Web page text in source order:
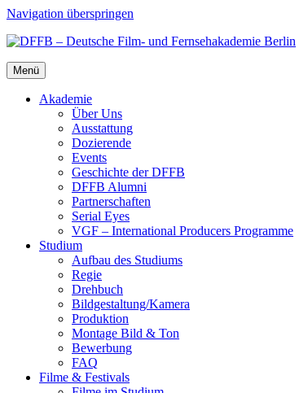
Navigation überspringen
Menü
Aka­de­mie
Über Uns
Aus­stat­tung
Dozie­ren­de
Events
Geschich­te der DFFB
DFFB Alum­ni
Part­ner­schaf­ten
Seri­al Eyes
VGF – Inter­na­tio­nal Pro­du­cers Pro­gram­me
Stu­di­um
Auf­bau des Stu­di­ums
Regie
Dreh­buch
Bildgestaltung/​​Kamera
Pro­duk­ti­on
Mon­ta­ge Bild & Ton
Bewer­bung
FAQ
Fil­me & Fes­ti­vals